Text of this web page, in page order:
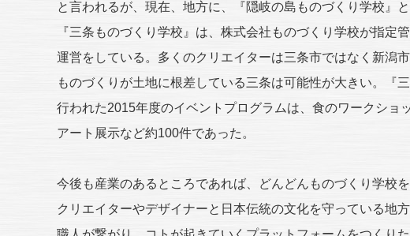
と言われるが、現在、地方に、『隠岐の島ものづくり学校』
『三条ものづくり学校』は、株式会社ものづくり学校が指定
運営をしている。多くのクリエイターは三条市ではなく新潟
ものづくりが土地に根差している三条は可能性が大きい。『
行われた2015年度のイベントプログラムは、食のワークショ
アート展示など約100件であった。
今後も産業のあるところであれば、どんどんものづくり学校を
クリエイターやデザイナーと日本伝統の文化を守っている地